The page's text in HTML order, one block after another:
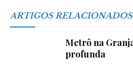
ARTIGOS RELACIONADOS
Metrô na
profunda